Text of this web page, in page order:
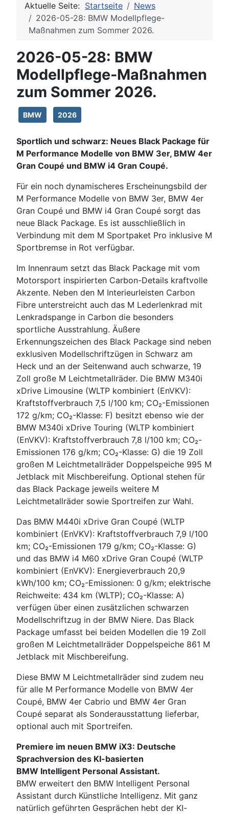
Aktuelle Seite: Startseite
News
2026-05-28: BMW Modellpflege-
Maßnahmen zum Sommer 2026.
2026-05-28: BMW
Modellpflege-Maßnahmen
zum Sommer 2026.
BMW 2026
Sportlich und schwarz: Neues Black Package für
M Performance Modelle von BMW 3er, BMW 4er
Gran Coupé und BMW i4 Gran Coupé.
Für ein noch dynamischeres Erscheinungsbild der
M Performance Modelle von BMW 3er, BMW 4er
Gran Coupé und BMW i4 Gran Coupé sorgt das
neue Black Package. Es ist ausschließlich in
Verbindung mit dem M Sportpaket Pro inklusive M
Sportbremse in Rot verfügbar.
Im Innenraum setzt das Black Package mit vom
Motorsport inspirierten Carbon-Details kraftvolle
Akzente. Neben den M Interieurleisten Carbon
Fibre unterstreicht auch das M Lederlenkrad mit
Lenkradspange in Carbon die besonders
sportliche Ausstrahlung. Äußere
Erkennungszeichen des Black Package sind neben
exklusiven Modellschriftzügen in Schwarz am
Heck und an der Seitenwand auch schwarze, 19
Zoll große M Leichtmetallräder. Die BMW M340i
xDrive Limousine (WLTP kombiniert (EnVKV):
Kraftstoffverbrauch 7,5 l/100 km; CO₂-Emissionen
172 g/km; CO₂-Klasse: F) besitzt ebenso wie der
BMW M340i xDrive Touring (WLTP kombiniert
(EnVKV): Kraftstoffverbrauch 7,8 l/100 km; CO₂-
Emissionen 176 g/km; CO₂-Klasse: G) die 19 Zoll
großen M Leichtmetallräder Doppelspeiche 995 M
Jetblack mit Mischbereifung. Optional stehen für
das Black Package jeweils weitere M
Leichtmetallräder sowie Sportreifen zur Wahl.
Das BMW M440i xDrive Gran Coupé (WLTP
kombiniert (EnVKV): Kraftstoffverbrauch 7,9 l/100
km; CO₂-Emissionen 179 g/km; CO₂-Klasse: G)
und das BMW i4 M60 xDrive Gran Coupé (WLTP
kombiniert (EnVKV): Energieverbrauch 20,9
kWh/100 km; CO₂-Emissionen: 0 g/km; elektrische
Reichweite: 434 km (WLTP); CO₂-Klasse: A)
verfügen über einen zusätzlichen schwarzen
Modellschriftzug in der BMW Niere. Das Black
Package umfasst bei beiden Modellen die 19 Zoll
großen M Leichtmetallräder Doppelspeiche 861 M
Jetblack mit Mischbereifung.
Diese BMW M Leichtmetallräder sind zudem neu
für alle M Performance Modelle von BMW 4er
Coupé, BMW 4er Cabrio und BMW 4er Gran
Coupé separat als Sonderausstattung lieferbar,
optional auch mit Sportreifen.
Premiere im neuen BMW iX3: Deutsche
Sprachversion des KI-basierten
BMW Intelligent Personal Assistant.
BMW erweitert den BMW Intelligent Personal
Assistant durch Künstliche Intelligenz. Mit ganz
natürlich geführten Gesprächen hebt der KI-